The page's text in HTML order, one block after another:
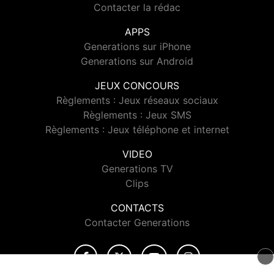
Contacter la rédac
APPS
Generations sur iPhone
Generations sur Android
JEUX CONCOURS
Règlements : Jeux réseaux sociaux
Règlements : Jeux SMS
Règlements : Jeux téléphone et internet
VIDEO
Generations TV
Clips
CONTACTS
Contacter Generations